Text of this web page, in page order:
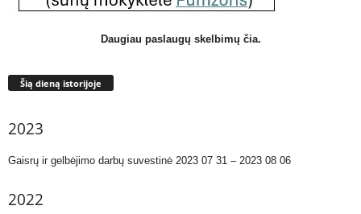
Daugiau paslaugų skelbimų čia.
Šią dieną istorijoje
2023
Gaisrų ir gelbėjimo darbų suvestinė 2023 07 31 – 2023 08 06
2022